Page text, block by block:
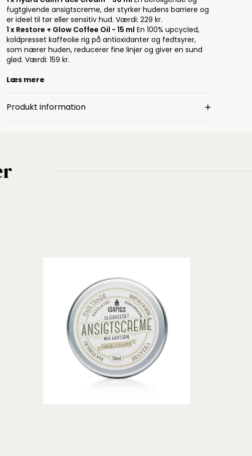
fugtgivende ansigtscreme, der styrker hudens barriere og
er ideel til tør eller sensitiv hud. Værdi: 229 kr.
1 x Restore + Glow Coffee Oil - 15 ml En 100% upcycled,
koldpresset kaffeolie rig på antioxidanter og fedtsyrer,
som nærer huden, reducerer fine linjer og giver en sund
glød. Værdi: 159 kr.
Læs mere
Produkt information